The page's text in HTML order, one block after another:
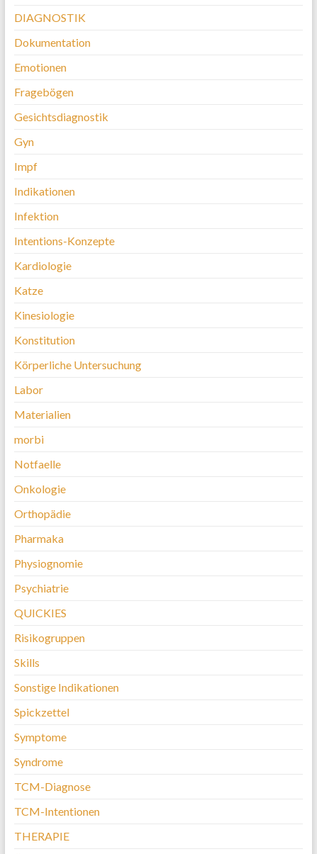
DIAGNOSTIK
Dokumentation
Emotionen
Fragebögen
Gesichtsdiagnostik
Gyn
Impf
Indikationen
Infektion
Intentions-Konzepte
Kardiologie
Katze
Kinesiologie
Konstitution
Körperliche Untersuchung
Labor
Materialien
morbi
Notfaelle
Onkologie
Orthopädie
Pharmaka
Physiognomie
Psychiatrie
QUICKIES
Risikogruppen
Skills
Sonstige Indikationen
Spickzettel
Symptome
Syndrome
TCM-Diagnose
TCM-Intentionen
THERAPIE